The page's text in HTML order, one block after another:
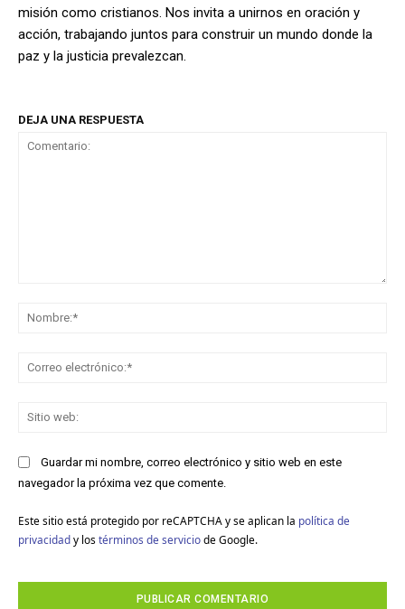
misión como cristianos. Nos invita a unirnos en oración y
acción, trabajando juntos para construir un mundo donde la
paz y la justicia prevalezcan.
DEJA UNA RESPUESTA
Guardar mi nombre, correo electrónico y sitio web en este
navegador la próxima vez que comente.
Este sitio está protegido por reCAPTCHA y se aplican la política de
privacidady los términos de serviciode Google.